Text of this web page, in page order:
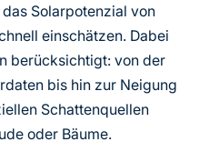
Solarpotenzial von
einschätzen. Dabei
berücksichtigt: von der
bis hin zur Neigung
Schattenquellen
oder Bäume.